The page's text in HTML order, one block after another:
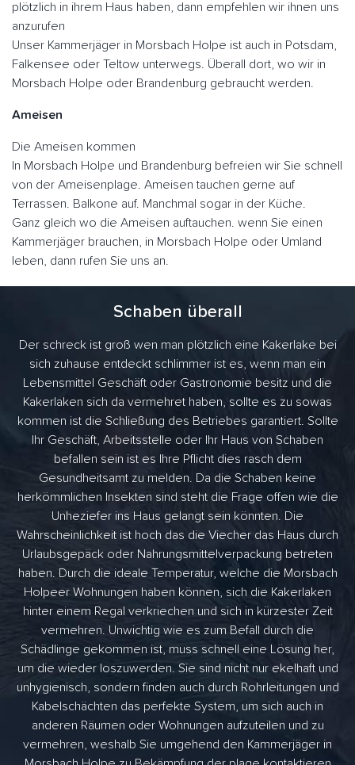
plötzlich in ihrem Haus haben, dann empfehlen wir ihnen uns
anzurufen
Unser Kammerjäger in Morsbach Holpe ist auch in Potsdam,
Falkensee oder Teltow unterwegs. Überall dort, wo wir in
Morsbach Holpe oder Brandenburg gebraucht werden.
Ameisen
Die Ameisen kommen
In Morsbach Holpe und Brandenburg befreien wir Sie schnell
von der Ameisenplage. Ameisen tauchen gerne auf
Terrassen. Balkone auf. Manchmal sogar in der Küche.
Ganz gleich wo die Ameisen auftauchen. wenn Sie einen
Kammerjäger brauchen, in Morsbach Holpe oder Umland
leben, dann rufen Sie uns an.
Schaben überall
Der schreck ist groß wen man plötzlich eine Kakerlake bei
sich zuhause entdeckt schlimmer ist es, wenn man ein
Lebensmittel Geschäft oder Gastronomie besitz und die
Kakerlaken sich da vermehret haben, sollte es zu sowas
kommen ist die Schließung des Betriebes garantiert. Sollte
Ihr Geschäft, Arbeitsstelle oder Ihr Haus von Schaben
befallen sein ist es Ihre Pflicht dies rasch dem
Gesundheitsamt zu melden. Da die Schaben keine
herkömmlichen Insekten sind steht die Frage offen wie die
Unheziefer ins Haus gelangt sein könnten. Die
Wahrscheinlichkeit ist hoch das die Viecher das Haus durch
Urlaubsgepäck oder Nahrungsmittelverpackung betreten
haben. Durch die ideale Temperatur, welche die Morsbach
Holpeer Wohnungen haben können, sich die Kakerlaken
hinter einem Regal verkriechen und sich in kürzester Zeit
vermehren. Unwichtig wie es zum Befall durch die
Schädlinge gekommen ist, muss schnell eine Lösung her,
um die wieder loszuwerden. Sie sind nicht nur ekelhaft und
unhygienisch, sondern finden auch durch Rohrleitungen und
Kabelschächten das perfekte System, um sich auch in
anderen Räumen oder Wohnungen aufzuteilen und zu
vermehren, weshalb Sie umgehend den Kammerjäger in